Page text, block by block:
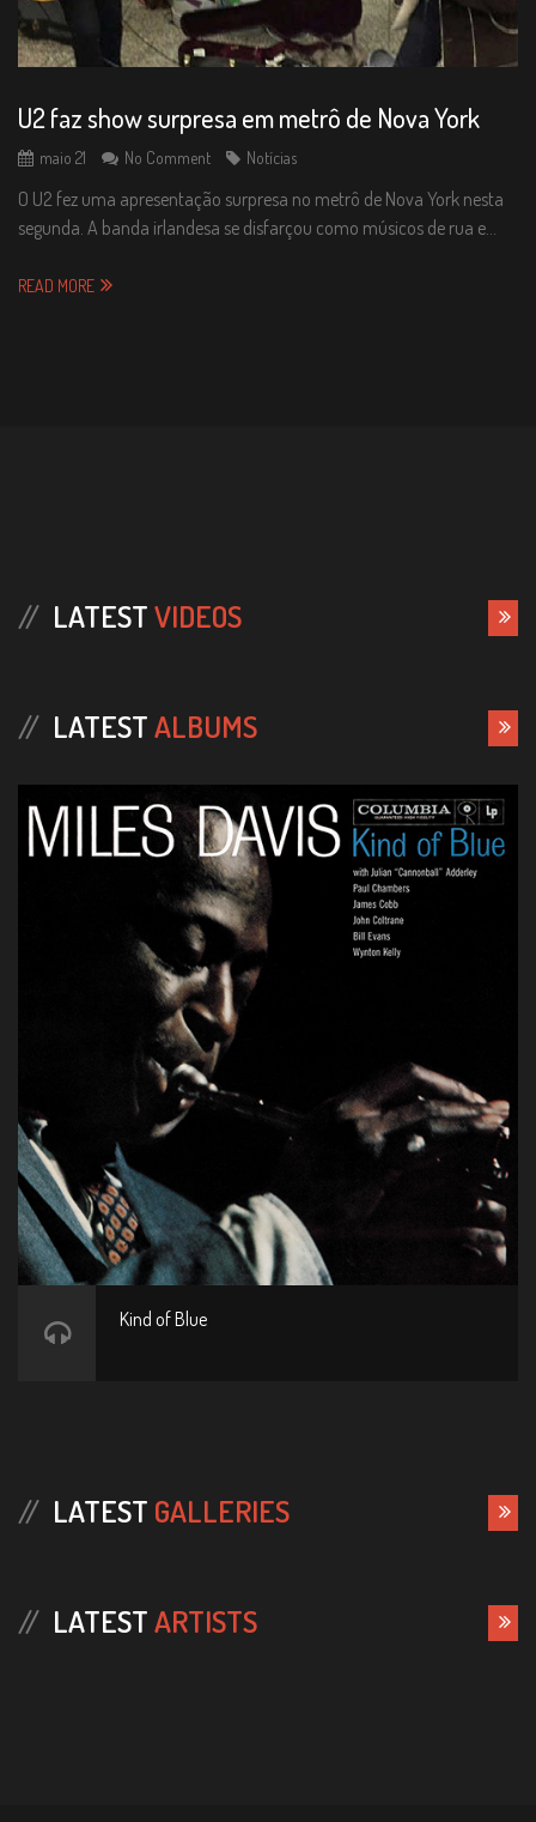
U2 faz show surpresa em metrô de Nova York
maio 21 No Comment Notícias
O U2 fez uma apresentação surpresa no metrô de Nova York nesta
segunda. A banda irlandesa se disfarçou como músicos de rua e…
READ MORE
LATESTVIDEOS
LATESTALBUMS
Kind of Blue
LATEST GALLERIES
LATESTARTISTS